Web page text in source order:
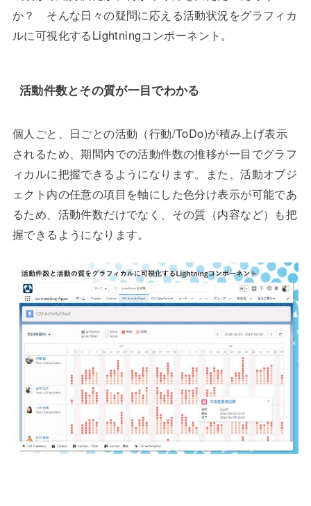
か？ そんな日々の疑問に応える活動状況をグラフィカ
ルに可視化するLightningコンポーネント。
活動件数とその質が一目でわかる
個人ごと、日ごとの活動（行動/ToDo)が積み上げ表示
されるため、期間内での活動件数の推移が一目でグラフ
ィカルに把握できるようになります。また、活動オブジ
ェクト内の任意の項目を軸にした色分け表示が可能であ
るため、活動件数だけでなく、その質（内容など）も把
握できるようになります。